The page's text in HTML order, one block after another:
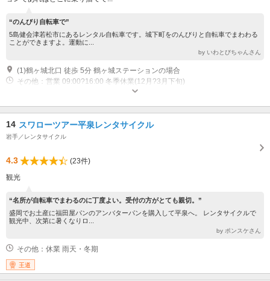
“のんびり自転車で”
5島健会津若松市にあるレンタル自転車です。城下町をのんびりと自転車でまわわる
ことができますよ。運動に...
by いわとびちゃんさん
(1)鶴ヶ城北口 徒歩 5分 鶴ヶ城ステーションの場合
その他：営業 09:00?16:00 冬季休業(12月?3月下旬)
14 スワローツアー平泉レンタサイクル
岩手／レンタサイクル
4.3
(23件)
観光
“名所が自転車でまわるのに丁度よい。受付の方がとても親切。”
盛岡でお土産に福田屋パンのアンバターパンを購入して平泉へ。 レンタサイクルで
観光中、次第に暑くなりロ...
by ポンスケさん
その他：休業 雨天・冬期
王道